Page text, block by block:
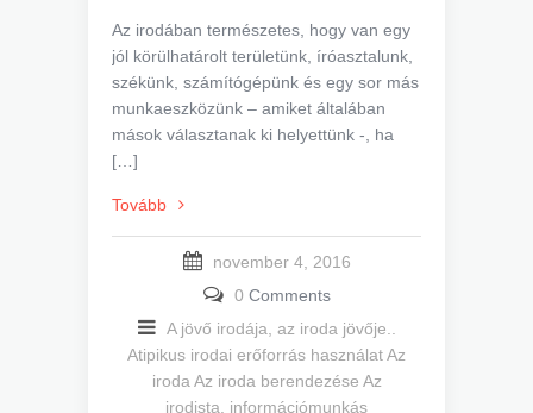
Az irodában természetes, hogy van egy
jól körülhatárolt területünk, íróasztalunk,
székünk, számítógépünk és egy sor más
munkaeszközünk – amiket általában
mások választanak ki helyettünk -, ha
[…]
Tovább
november 4, 2016
0 Comments
A jövő irodája, az iroda jövője..
Atipikus irodai erőforrás használatAz
iroda Az iroda berendezése Az
irodista, információmunkás